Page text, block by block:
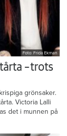
Foto: Frida Ekman
– trots
grönsaker.
Victoria Lalli
det i munnen på